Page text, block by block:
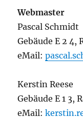
Webmaster
Pascal Schmidt
Gebäude E 2 4,
eMail:
Kerstin Reese
Gebäude E 1 3,
eMail: